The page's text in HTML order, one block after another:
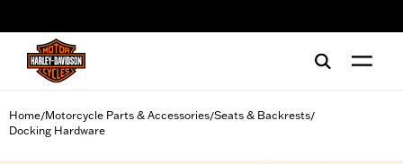
Home/Motorcycle Parts & Accessories/Seats & Backrests/
Docking Hardware